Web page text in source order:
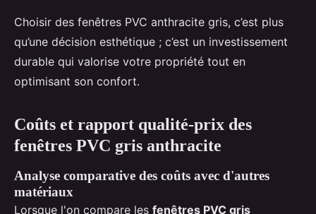
Choisir des fenêtres PVC anthracite gris, c’est plus
qu’une décision esthétique ; c’est un investissement
durable qui valorise votre propriété tout en
optimisant son confort.
Coûts et rapport qualité-prix des
fenêtres PVC gris anthracite
Analyse comparative des coûts avec d'autres
matériaux
Lorsque l'on compare les fenêtres PVC gris